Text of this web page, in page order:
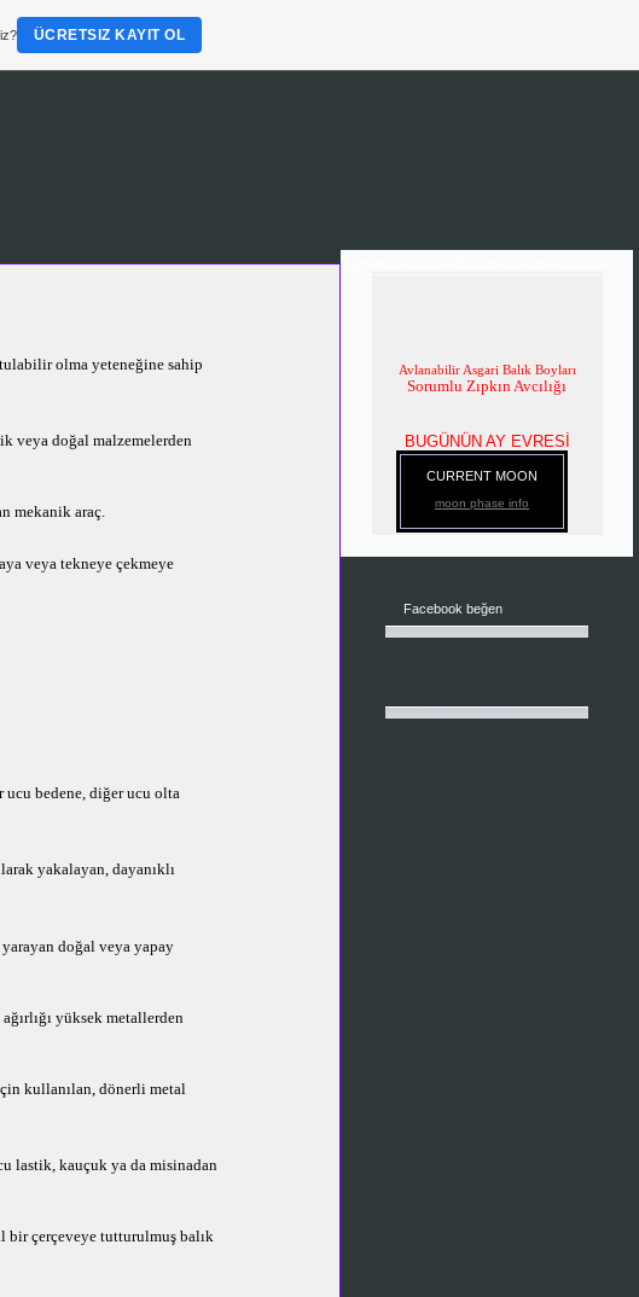
olma yeteneğine sahip
veya doğal malzemelerden
mekanik araç.
veya tekneye çekmeye
ucu bedene, diğer ucu olta
yakalayan, dayanıklı
yarayan doğal veya yapay
yüksek metallerden
kullanılan, dönerli metal
lastik, kauçuk ya da misinadan
bir çerçeveye tutturulmuş balık
Avlanabilir Asgari Balık Boyları
Sorumlu Zıpkın Avcılığı
BUGÜNÜN AY EVRESİ
CURRENT MOON
moon phase info
Facebook beğen
ÜCRETSIZ KAYIT OL